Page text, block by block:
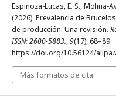
Espinoza-Lucas, E. S., Molina-
(2026). Prevalencia de
de producción: Una revisión.
ISSN: 2600-5883.,9(17), 68–89.
https://doi.org/10.56124/
Más formatos de cita